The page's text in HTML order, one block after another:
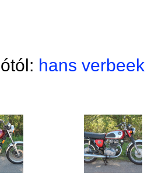
hans verbeek